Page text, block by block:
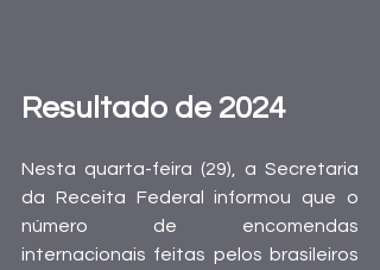
Resultado de 2024
Nesta quarta-feira (29), a Secretaria
da Receita Federal
informou que o
número de encomendas
internacionais feitas pelos brasileiros